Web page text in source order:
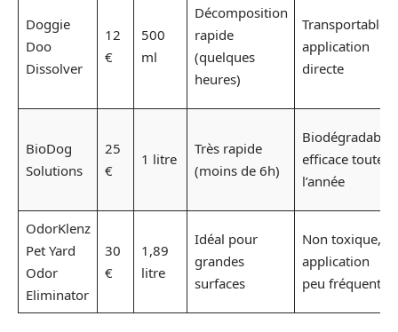
Doggie
Doo
Dissolver
12
€
500
ml
Décomposition
rapide
(quelques
heures)
Transportable,
application
directe
BioDog
Solutions
25
€
1 litre
Très rapide
(moins de 6h)
Biodégradable,
efficace toute
l’année
OdorKlenz
Pet Yard
Odor
Eliminator
30
€
1,89
litre
Idéal pour
grandes
surfaces
Non toxique,
application
peu fréquente